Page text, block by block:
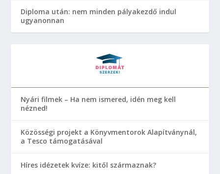
Diploma után: nem minden pályakezdő indul
ugyanonnan
Nyári filmek – Ha nem ismered, idén meg kell
nézned!
Közösségi projekt a Könyvmentorok Alapítványnál,
a Tesco támogatásával
Híres idézetek kvíze: kitől származnak?